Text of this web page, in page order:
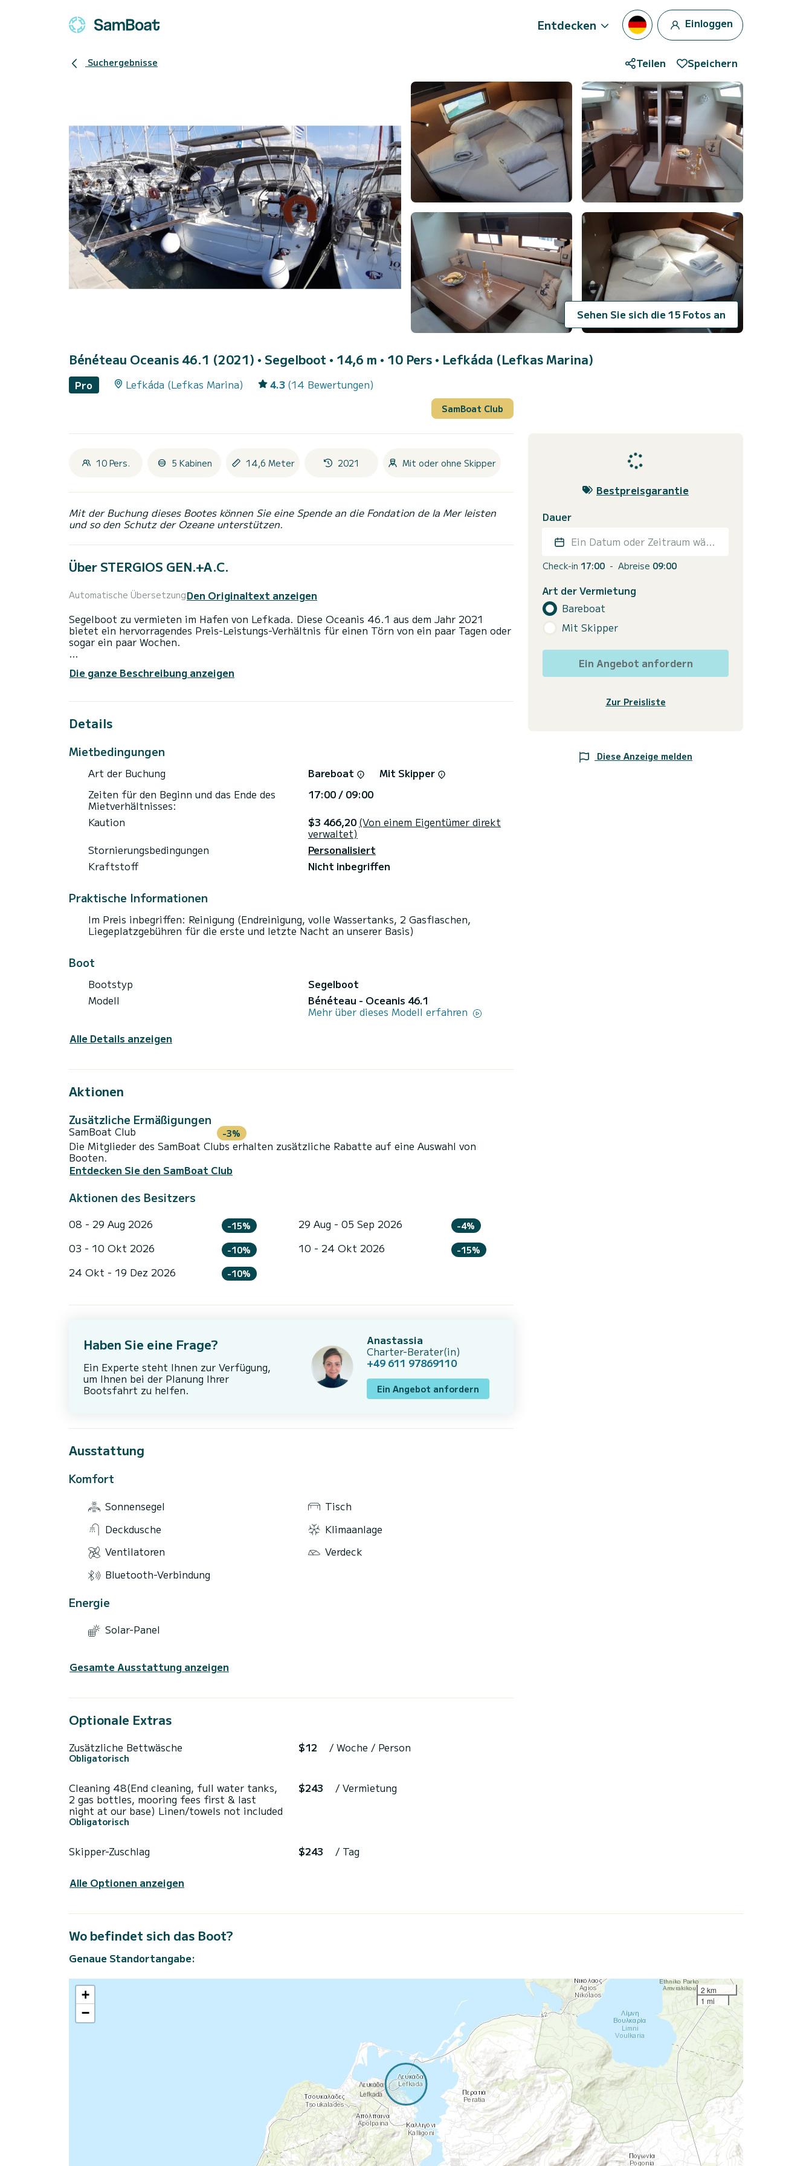
Entdecken Einloggen
Suchergebnisse Teilen Speichern
Sehen Sie sich die 15 Fotos an
Bénéteau Oceanis 46.1 (2021) • Segelboot • 14,6 m • 10 Pers • Lefkáda (Lefkas Marina)
Pro Lefkáda (Lefkas Marina) 4.3 (14 Bewertungen)
SamBoat Club
10 Pers. 5 Kabinen 14,6 Meter 2021 Mit oder ohne Skipper
Mit der Buchung dieses Bootes können Sie eine Spende an die Fondation de la Mer leisten
und so den Schutz der Ozeane unterstützen.
Über STERGIOS GEN.+A.C.
Automatische ÜbersetzungDen Originaltext anzeigen
Segelboot zu vermieten im Hafen von Lefkada. Diese Oceanis 46.1 aus dem Jahr 2021
bietet ein hervorragendes Preis-Leistungs-Verhältnis für einen Törn von ein paar Tagen oder
sogar ein paar Wochen.
einer Gesamtlänge von 15 Metern wird es Ihr bester Verbündeter sein, um einen
verbringen.
Diese Oceanis 46.1 ist mit 3 Toiletten mit Dusche ausgestattet.
Es verfügt über die folgende Ausstattung: Autopilot, TV, Lautsprecher, Deckdusche,
Bluetooth-Verbindung.
Zögern Sie nicht, uns für ein Angebot zu kontaktieren, ein SamBoat-Experte wird Ihnen bei
Die ganze Beschreibung anzeigen
Details
Mietbedingungen
Art der Buchung Bareboat
Mit Skipper
Zeiten für den Beginn und das Ende des
Mietverhältnisses:
17:00 / 09:00
Kaution
$3 466,20 (Von einem Eigentümer direkt
verwaltet)
Stornierungsbedingungen
Personalisiert
Kraftstoff
Nicht inbegriffen
Praktische Informationen
Im Preis inbegriffen: Reinigung (Endreinigung, volle Wassertanks, 2 Gasflaschen,
Liegeplatzgebühren für die erste und letzte Nacht an unserer Basis)
Boot
Bootstyp
Segelboot
Modell
Bénéteau - Oceanis 46.1
Mehr über dieses Modell erfahren
Alle Details anzeigen
Aktionen
Zusätzliche Ermäßigungen
SamBoat Club -3%
Die Mitglieder des SamBoat Clubs erhalten zusätzliche Rabatte auf eine Auswahl von
Booten.
Entdecken Sie den SamBoat Club
Aktionen des Besitzers
08 - 29 Aug 2026 -15% 29 Aug - 05 Sep 2026 -4%
03 - 10 Okt 2026 -10% 10 - 24 Okt 2026 -15%
24 Okt - 19 Dez 2026 -10%
Haben Sie eine Frage?
Ein Experte steht Ihnen zur Verfügung,
um Ihnen bei der Planung Ihrer
Bootsfahrt zu helfen.
Anastassia
Charter-Berater(in)
+49 611 97869110
Ein Angebot anfordern
Ausstattung
Komfort
Sonnensegel
Tisch
Deckdusche
Klimaanlage
Ventilatoren
Verdeck
Bluetooth-Verbindung
Energie
Solar-Panel
Gesamte Ausstattung anzeigen
Optionale Extras
Zusätzliche Bettwäsche
Obligatorisch
$12 / Woche / Person
Cleaning 48(End cleaning, full water tanks,
2 gas bottles, mooring fees first & last
night at our base) Linen/towels not included
Obligatorisch
$243 / Vermietung
Skipper-Zuschlag $243 / Tag
Alle Optionen anzeigen
Bestpreisgarantie
Dauer
Ein Datum oder Zeitraum wählen
Check-in 17:00 - Abreise 09:00
Art der Vermietung
Bareboat
Mit Skipper
Ein Angebot anfordern
Zur Preisliste
Diese Anzeige melden
Wo befindet sich das Boot?
Genaue Standortangabe:
+
−
2 km
1 mi